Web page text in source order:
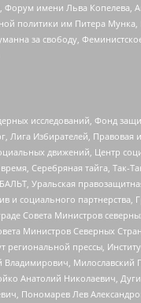
имени Льва Копелева,
политики им Питера
за свободу,
исследований, Фонд
Избирателей, Правовая
движений, Центр
Серебряная тайга, Так-
Уральская
социального
Совета Министров
Министров Северных
прессы,
Владимирович,
Анатолий Николаевич,
Пономарев Лев